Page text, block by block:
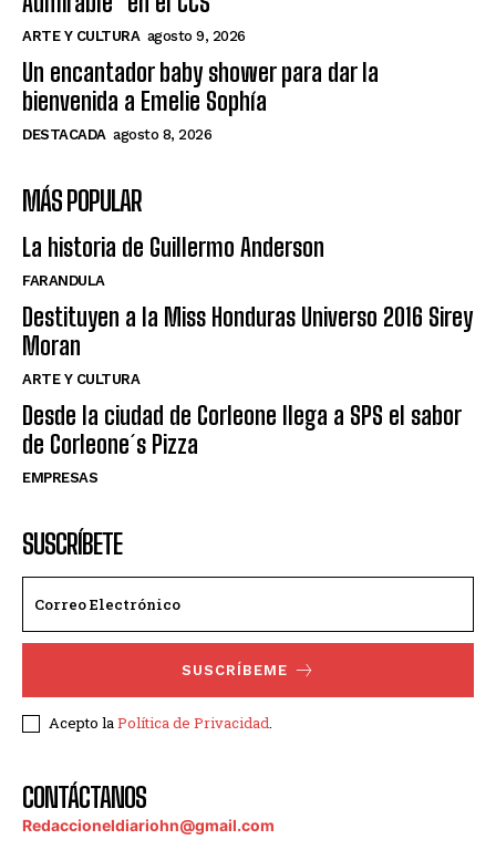
ARTE Y CULTURA agosto 9, 2026
Un encantador baby shower para dar la
bienvenida a Emelie Sophía
DESTACADA agosto 8, 2026
MÁS POPULAR
La historia de Guillermo Anderson
FARANDULA
Destituyen a la Miss Honduras Universo 2016 Sirey
Moran
ARTE Y CULTURA
Desde la ciudad de Corleone llega a SPS el sabor
de Corleone´s Pizza
EMPRESAS
SUSCRÍBETE
SUSCRÍBEME
Acepto laPolítica de Privacidad.
CONTÁCTANOS
Redaccioneldiariohn@gmail.com